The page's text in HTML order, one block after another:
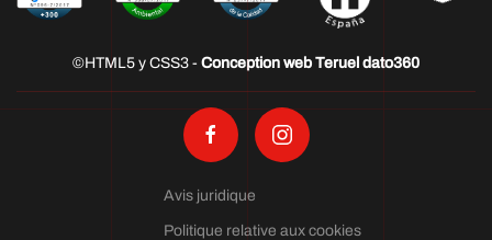
©HTML5 y CSS3 - Conception web Teruel dato360
Avis juridique
Politique relative aux cookies